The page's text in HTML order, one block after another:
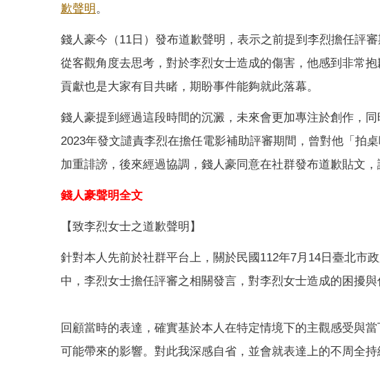
歉聲明。
錢人豪今（11日）發布道歉聲明，表示之前提到李烈擔任評
從客觀角度去思考，對於李烈女士造成的傷害，他感到非常
貢獻也是大家有目共睹，期盼事件能夠就此落幕。
錢人豪提到經過這段時間的沉澱，未來會更加專注於創作，
2023年發文譴責李烈在擔任電影補助評審期間，曾對他「拍
加重誹謗，後來經過協調，錢人豪同意在社群發布道歉貼文，
錢人豪聲明全文
【致李烈女士之道歉聲明】
針對本人先前於社群平台上，關於民國112年7月14日臺北市
中，李烈女士擔任評審之相關發言，對李烈女士造成的困擾與
回顧當時的表達，確實基於本人在特定情境下的主觀感受與
可能帶來的影響。對此我深感自省，並會就表達上的不周全持